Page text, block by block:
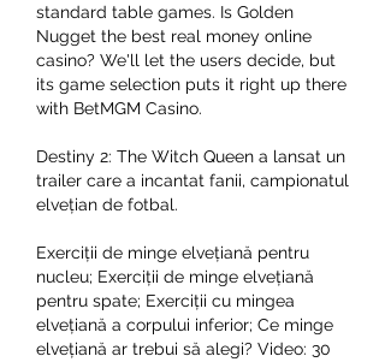
standard table games. Is Golden
Nugget the best real money online
casino? We'll let the users decide, but
its game selection puts it right up there
with BetMGM Casino.
Destiny 2: The Witch Queen a lansat un
trailer care a incantat fanii, campionatul
elvețian de fotbal.
Exerciții de minge elvețiană pentru
nucleu; Exerciții de minge elvețiană
pentru spate; Exerciții cu mingea
elvețiană a corpului inferior; Ce minge
elvețiană ar trebui să alegi? Video: 30